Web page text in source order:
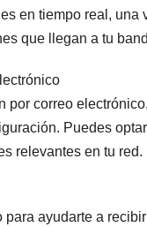
en tiempo real, una
que llegan a tu
por correo
Puedes
relevantes en tu red.
ayudarte a